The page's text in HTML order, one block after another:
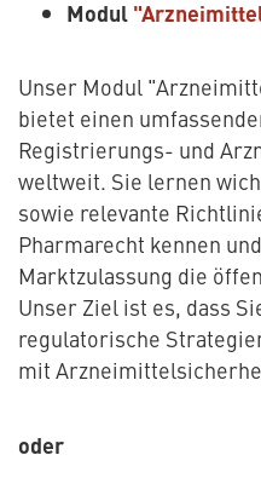
Modul
Unser Modul
bietet einen
Registrierungs- und
weltweit. Sie lernen
sowie relevante
Pharmarecht kennen
Marktzulassung die
Unser Ziel ist es, dass
regulatorische
mit
oder